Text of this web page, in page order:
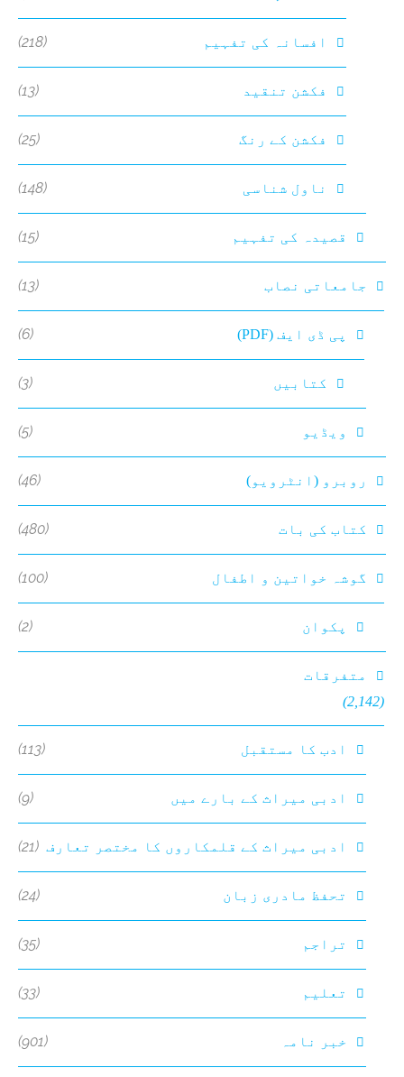
افسانہ کی تفہیم (218)
فکشن تنقید (13)
فکشن کے رنگ (25)
ناول شناسی (148)
قصیدہ کی تفہیم (15)
جامعاتی نصاب (13)
پی ڈی ایف (PDF) (6)
کتابیں (3)
ویڈیو (5)
روبرو (انٹرویو) (46)
کتاب کی بات (480)
گوشہ خواتین و اطفال (100)
پکوان (2)
متفرقات
(2,142)
ادب کا مستقبل (113)
ادبی میراث کے بارے میں (9)
ادبی میراث کے قلمکاروں کا مختصر تعارف (21)
تحفظ مادری زبان (24)
تراجم (35)
تعلیم (33)
خبر نامہ (901)